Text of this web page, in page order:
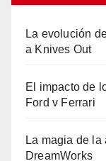
La evolución
a Knives Out
El impacto de
Ford v Ferrari
La magia de
DreamWorks